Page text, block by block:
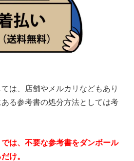
は、店舗やメルカリなどもあり
る参考書の処分方法としては考
は、不要な参考書をダンボール
け。